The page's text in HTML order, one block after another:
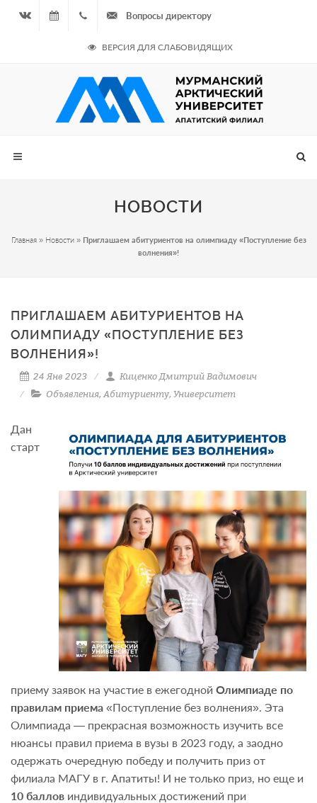
07.08.2026
- Чётная
неделя
964
687
Вопросы директору
ВЕРСИЯ ДЛЯ СЛАБОВИДЯЩИХ
НОВОСТИ
Главная» Новости» Приглашаем абитуриентов на олимпиаду «Поступление без
волнения»!
ПРИГЛАШАЕМ АБИТУРИЕНТОВ НА
ОЛИМПИАДУ «ПОСТУПЛЕНИЕ БЕЗ
ВОЛНЕНИЯ»!
24 Янв 2023
Киценко Дмитрий Вадимович
Объявления, Абитуриенту, Университет
Дан
старт
приему заявок на участие в ежегодной Олимпиаде по
правилам приема «Поступление без волнения». Эта
Олимпиада — прекрасная возможность изучить все
нюансы правил приема в вузы в 2023 году, а заодно
одержать очередную победу и получить приз от
филиала МАГУ в г. Апатиты! И не только приз, но еще и
10 баллов индивидуальных достижений при